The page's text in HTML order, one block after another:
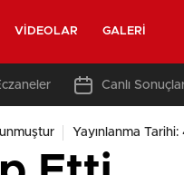
VIDEOLAR GALERI
Canlı
Yayınlanma